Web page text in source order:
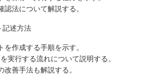
認法について解説する。
記述方法
作成する手順を示す。
実行する流れについて説明する。
善手法も解説する。